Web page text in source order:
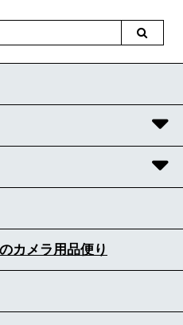
カメラ用品便り